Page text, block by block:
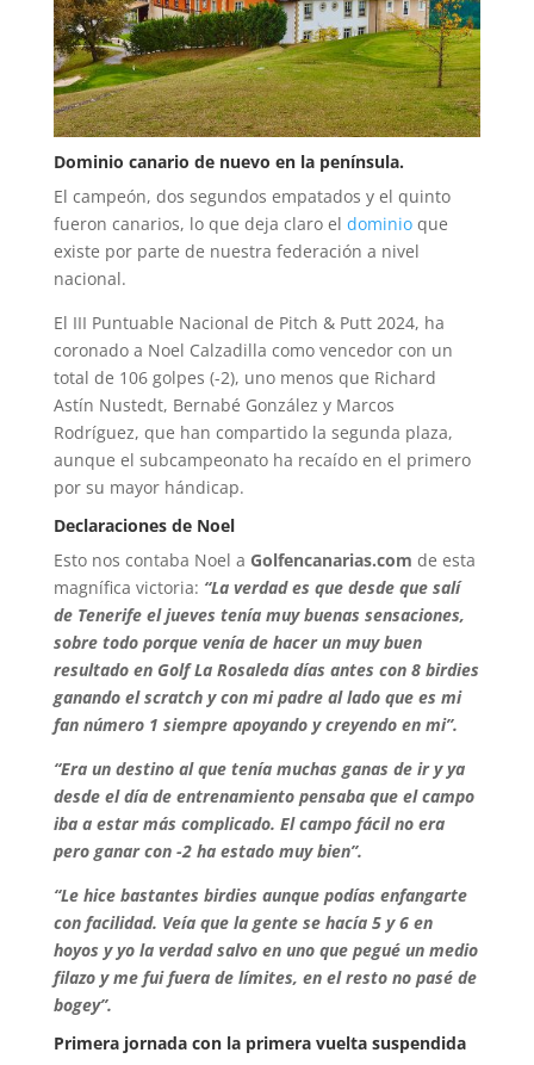
Dominio canario de nuevo en la península.
El campeón, dos segundos empatados y el quinto
fueron canarios, lo que deja claro el dominioque
existe por parte de nuestra federación a nivel
nacional.
El III Puntuable Nacional de Pitch & Putt 2024, ha
coronado a Noel Calzadilla como vencedor con un
total de 106 golpes (-2), uno menos que Richard
Astín Nustedt, Bernabé González y Marcos
Rodríguez, que han compartido la segunda plaza,
aunque el subcampeonato ha recaído en el primero
por su mayor hándicap.
Declaraciones de Noel
Esto nos contaba Noel a Golfencanarias.com de esta
magnífica victoria: “La verdad es que desde que salí
de Tenerife el jueves tenía muy buenas sensaciones,
sobre todo porque venía de hacer un muy buen
resultado en Golf La Rosaleda días antes con 8 birdies
ganando el scratch y con mi padre al lado que es mi
fan número 1 siempre apoyando y creyendo en mi”.
“Era un destino al que tenía muchas ganas de ir y ya
desde el día de entrenamiento pensaba que el campo
iba a estar más complicado. El campo fácil no era
pero ganar con -2 ha estado muy bien”.
“Le hice bastantes birdies aunque podías enfangarte
con facilidad. Veía que la gente se hacía 5 y 6 en
hoyos y yo la verdad salvo en uno que pegué un medio
filazo y me fui fuera de límites, en el resto no pasé de
bogey”.
Primera jornada con la primera vuelta suspendida